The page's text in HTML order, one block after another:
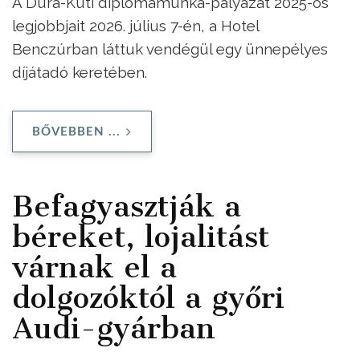
legjobbjait 2026. július 7-én, a Hotel
Benczúrban láttuk vendégül egy ünnepélyes
díjátadó keretében.
BŐVEBBEN ...
Befagyasztják a
béreket, lojalitást
várnak el a
dolgozóktól a győri
Audi-gyárban